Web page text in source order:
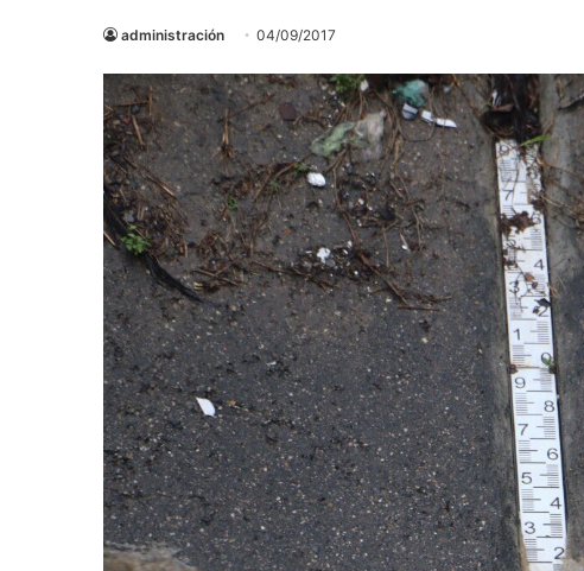
administración 04/09/2017